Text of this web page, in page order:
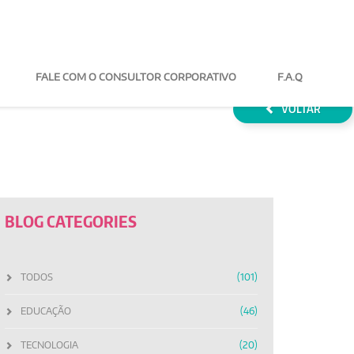
FALE COM O CONSULTOR F.A.Q
VOLTAR
BLOG CATEGORIES
TODOS (101)
EDUCAÇÃO (46)
TECNOLOGIA (20)